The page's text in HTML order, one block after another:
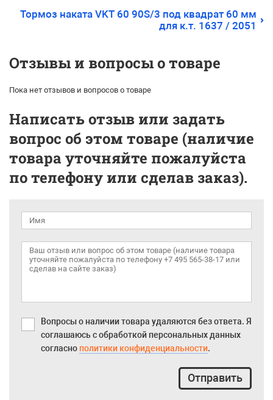
Тормоз наката VKT 60 90S/3 под квадрат 60 мм
для к.т. 1637 / 2051
Отзывы и вопросы о товаре
Пока нет отзывов и вопросов о товаре
Написать отзыв или задать
вопрос об этом товаре (наличие
товара уточняйте пожалуйста
по телефону или сделав заказ).
Вопросы о наличии товара удаляются без ответа. Я
соглашаюсь с обработкой персональных данных
согласно политики конфиденциальности.
Отправить